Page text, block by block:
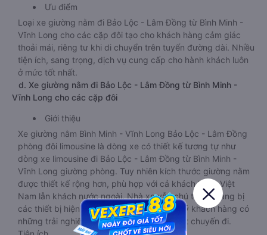
Ưu điểm
Loại xe giường nằm đi Bảo Lộc - Lâm Đồng từ Bình Minh -
Vĩnh Long cho các cặp đôi tạo cho khách hàng cảm giác
thoải mái, riêng tư khi di chuyển trên tuyến đường dài. Nhiều
tiện ích, sang trọng, dịch vụ cung cấp cho hành khách luôn
ở mức tốt nhất.
d. Xe giường nằm đi Bảo Lộc - Lâm Đồng từ Bình Minh -
Vĩnh Long cho các cặp đôi
Giới thiệu
Xe giường nằm Bình Minh - Vĩnh Long Bảo Lộc - Lâm Đồng
phòng đôi limousine là dòng xe có thiết kế tương tự như
dòng xe limousine đi Bảo Lộc - Lâm Đồng từ Bình Minh -
Vĩnh Long giường phòng. Tuy nhiên kích thước giường nằm
được thiết kế rộng hơn, phù hợp với cả khách hàng Việt
Nam lẫn khách nước ngoài. Nhà xe vẫn chú trọng trang bị
các thiết bị hiện đại nhằm đảm bảo cho quý khách hàng có
những trải nghiệm thoải mái nhất trong suốt chuyến đi.